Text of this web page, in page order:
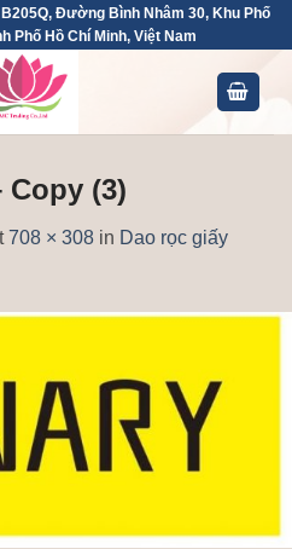
Đường Bình Nhâm 30, Khu Phố
Phố Hồ Chí Minh, Việt Nam
Copy (3)
708 × 308 in Dao rọc giấy